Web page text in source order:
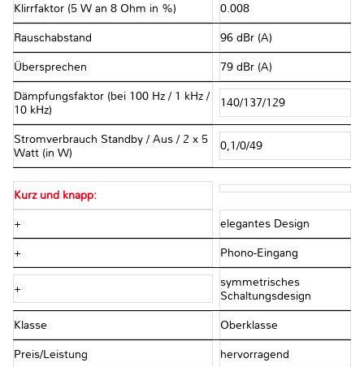
Klirrfaktor (5 W an 8 Ohm in %) 0.008
Rauschabstand 96 dBr (A)
Übersprechen 79 dBr (A)
Dämpfungsfaktor (bei 100 Hz / 1 kHz /
10 kHz)
140/137/129
Stromverbrauch Standby / Aus / 2 x 5
Watt (in W)
0,1/0/49
Kurz und knapp:
+ elegantes Design
+ Phono-Eingang
+
symmetrisches
Schaltungsdesign
Klasse Oberklasse
Preis/Leistung hervorragend